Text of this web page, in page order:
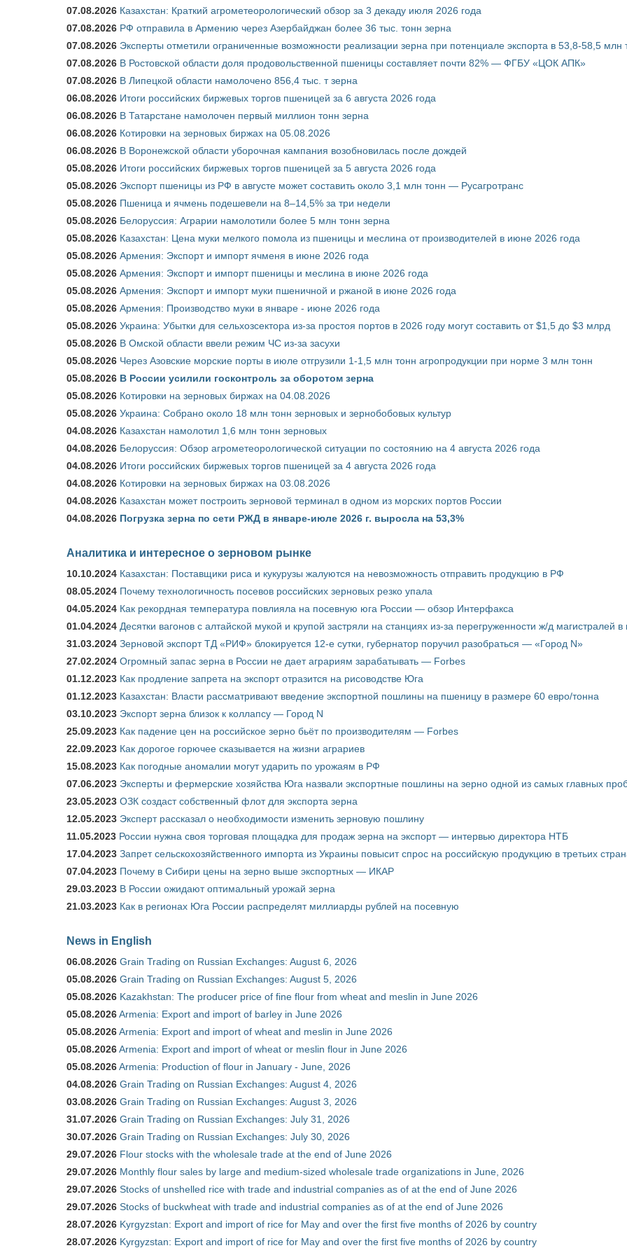
07.08.2026 Казахстан: Краткий агрометеорологический обзор за 3 декаду июля 2026 года
07.08.2026 РФ отправила в Армению через Азербайджан более 36 тыс. тонн зерна
07.08.2026 Эксперты отметили ограниченные возможности реализации зерна при потенциале экспорта в 53,8-58,5 млн
07.08.2026 В Ростовской области доля продовольственной пшеницы составляет почти 82% — ФГБУ «ЦОК АПК»
07.08.2026 В Липецкой области намолочено 856,4 тыс. т зерна
06.08.2026 Итоги российских биржевых торгов пшеницей за 6 августа 2026 года
06.08.2026 В Татарстане намолочен первый миллион тонн зерна
06.08.2026 Котировки на зерновых биржах на 05.08.2026
06.08.2026 В Воронежской области уборочная кампания возобновилась после дождей
05.08.2026 Итоги российских биржевых торгов пшеницей за 5 августа 2026 года
05.08.2026 Экспорт пшеницы из РФ в августе может составить около 3,1 млн тонн — Русагротранс
05.08.2026 Пшеница и ячмень подешевели на 8–14,5% за три недели
05.08.2026 Белоруссия: Аграрии намолотили более 5 млн тонн зерна
05.08.2026 Казахстан: Цена муки мелкого помола из пшеницы и меслина от производителей в июне 2026 года
05.08.2026 Армения: Экспорт и импорт ячменя в июне 2026 года
05.08.2026 Армения: Экспорт и импорт пшеницы и меслина в июне 2026 года
05.08.2026 Армения: Экспорт и импорт муки пшеничной и ржаной в июне 2026 года
05.08.2026 Армения: Производство муки в январе - июне 2026 года
05.08.2026 Украина: Убытки для сельхозсектора из-за простоя портов в 2026 году могут составить от $1,5 до $3 млрд
05.08.2026 В Омской области ввели режим ЧС из-за засухи
05.08.2026 Через Азовские морские порты в июле отгрузили 1-1,5 млн тонн агропродукции при норме 3 млн тонн
05.08.2026 В России усилили госконтроль за оборотом зерна
05.08.2026 Котировки на зерновых биржах на 04.08.2026
05.08.2026 Украина: Собрано около 18 млн тонн зерновых и зернобобовых культур
04.08.2026 Казахстан намолотил 1,6 млн тонн зерновых
04.08.2026 Белоруссия: Обзор агрометеорологической ситуации по состоянию на 4 августа 2026 года
04.08.2026 Итоги российских биржевых торгов пшеницей за 4 августа 2026 года
04.08.2026 Котировки на зерновых биржах на 03.08.2026
04.08.2026 Казахстан может построить зерновой терминал в одном из морских портов России
04.08.2026 Погрузка зерна по сети РЖД в январе-июле 2026 г. выросла на 53,3%
Аналитика и интересное о зерновом рынке
10.10.2024 Казахстан: Поставщики риса и кукурузы жалуются на невозможность отправить продукцию в РФ
08.05.2024 Почему технологичность посевов российских зерновых резко упала
04.05.2024 Как рекордная температура повлияла на посевную юга России — обзор Интерфакса
01.04.2024 Десятки вагонов с алтайской мукой и крупой застряли на станциях из-за перегруженности ж/д магистралей
31.03.2024 Зерновой экспорт ТД «РИФ» блокируется 12-е сутки, губернатор поручил разобраться — «Город N»
27.02.2024 Огромный запас зерна в России не дает аграриям зарабатывать — Forbes
01.12.2023 Как продление запрета на экспорт отразится на рисоводстве Юга
01.12.2023 Казахстан: Власти рассматривают введение экспортной пошлины на пшеницу в размере 60 евро/тонна
03.10.2023 Экспорт зерна близок к коллапсу — Город N
25.09.2023 Как падение цен на российское зерно бьёт по производителям — Forbes
22.09.2023 Как дорогое горючее сказывается на жизни аграриев
15.08.2023 Как погодные аномалии могут ударить по урожаям в РФ
07.06.2023 Эксперты и фермерские хозяйства Юга назвали экспортные пошлины на зерно одной из самых главных
23.05.2023 ОЗК создаст собственный флот для экспорта зерна
12.05.2023 Эксперт рассказал о необходимости изменить зерновую пошлину
11.05.2023 России нужна своя торговая площадка для продаж зерна на экспорт — интервью директора НТБ
17.04.2023 Запрет сельскохозяйственного импорта из Украины повысит спрос на российскую продукцию в третьих
07.04.2023 Почему в Сибири цены на зерно выше экспортных — ИКАР
29.03.2023 В России ожидают оптимальный урожай зерна
21.03.2023 Как в регионах Юга России распределят миллиарды рублей на посевную
News in English
06.08.2026 Grain Trading on Russian Exchanges: August 6, 2026
05.08.2026 Grain Trading on Russian Exchanges: August 5, 2026
05.08.2026 Kazakhstan: The producer price of fine flour from wheat and meslin in June 2026
05.08.2026Armenia: Export and import of barley in June 2026
05.08.2026Armenia: Export and import of wheat and meslin in June 2026
05.08.2026Armenia: Export and import of wheat or meslin flour in June 2026
05.08.2026Armenia: Production of flour in January - June, 2026
04.08.2026 Grain Trading on Russian Exchanges: August 4, 2026
03.08.2026 Grain Trading on Russian Exchanges: August 3, 2026
31.07.2026 Grain Trading on Russian Exchanges: July 31, 2026
30.07.2026 Grain Trading on Russian Exchanges: July 30, 2026
29.07.2026 Flour stocks with the wholesale trade at the end of June 2026
29.07.2026 Monthly flour sales by large and medium-sized wholesale trade organizations in June, 2026
29.07.2026 Stocks of unshelled rice with trade and industrial companies as of at the end of June 2026
29.07.2026 Stocks of buckwheat with trade and industrial companies as of at the end of June 2026
28.07.2026 Kyrgyzstan: Export and import of rice for May and over the first five months of 2026 by country
28.07.2026 Kyrgyzstan: Export and import of rice for May and over the first five months of 2026 by country